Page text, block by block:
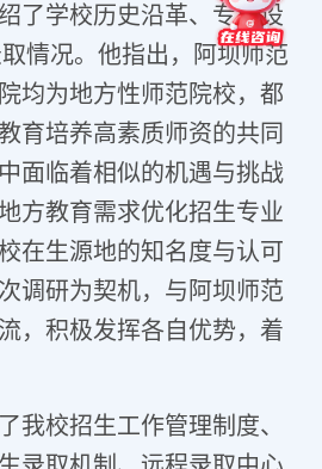
了学校历史沿革、专业设
情况。他指出，阿坝师范
均为地方性师范院校，都
育培养高素质师资的共同
面临着相似的机遇与挑战
教育需求优化招生专业
在生源地的知名度与认可
调研为契机，与阿坝师范
，积极发挥各自优势，着
我校招生工作管理制度、